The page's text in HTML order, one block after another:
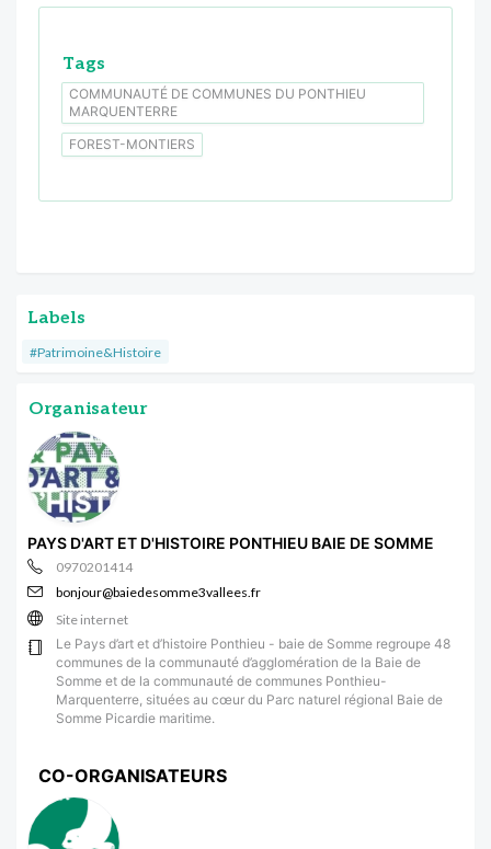
Tags
COMMUNAUTÉ DE COMMUNES DU PONTHIEU
MARQUENTERRE
FOREST-MONTIERS
Labels
#Patrimoine&Histoire
Organisateur
PAYS D'ART ET D'HISTOIRE PONTHIEU BAIE DE SOMME
0970201414
bonjour@baiedesomme3vallees.fr
Site internet
Le Pays d’art et d’histoire Ponthieu - baie de Somme regroupe 48
communes de la communauté d’agglomération de la Baie de
Somme et de la communauté de communes Ponthieu-
Marquenterre, situées au cœur du Parc naturel régional Baie de
Somme Picardie maritime.
CO-ORGANISATEURS